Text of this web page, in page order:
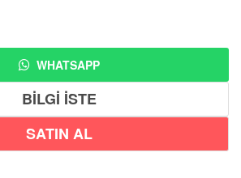
WHATSAPP
BİLGİ İSTE